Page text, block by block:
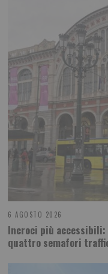
6 AGOSTO 2026
Incroci più
quattro semafori